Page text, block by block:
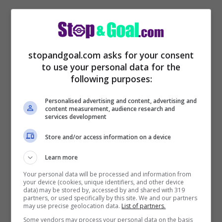
Porto, Bayer Leverkusen e Monaco
offerta al Brest per assicurarsi il forte
centrale difensivo che ha il contratto in
scadenza nel giugno del 2025. Al
momento non sembra essere stato fissato
nessun prezzo per il centrale con il Brest
desideroso di far scatenare un’asta per il
proprio talento. Una situazione che rischia
stopandgoal.com asks for your consent
to use your personal data for the
following purposes:
Personalised advertising and content, advertising and
content measurement, audience research and
services development
Store and/or access information on a device
Learn more
Your personal data will be processed and information from
your device (cookies, unique identifiers, and other device
data) may be stored by, accessed by and shared with 319
partners, or used specifically by this site. We and our partners
may use precise geolocation data. List of partners.
Some vendors may process your personal data on the basis